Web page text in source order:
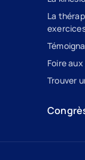
La
Foire
Trouver